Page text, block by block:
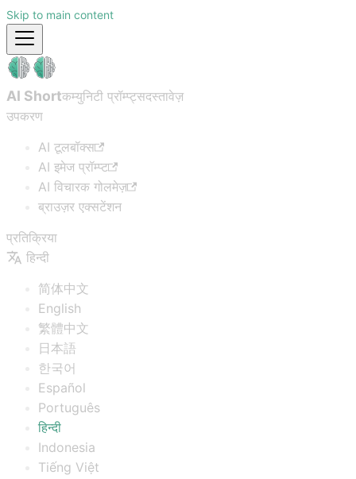
Skip to main content
AI Shortकम्युनिटी प्रॉम्प्ट्सदस्तावेज़
उपकरण
AI टूलबॉक्स
AI इमेज प्रॉम्प्ट
AI विचारक गोलमेज़
ब्राउज़र एक्सटेंशन
प्रतिक्रिया
हिन्दी
简体中文
English
繁體中文
日本語
한국어
Español
Português
हिन्दी
Indonesia
Tiếng Việt